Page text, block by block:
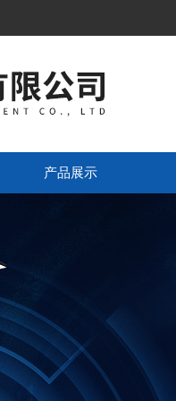
产品展示